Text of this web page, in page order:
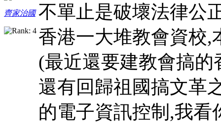
齊家治國 不單止是破壞法律公
香港一大堆教會資校,
(最近還要建教會搞
還有回歸祖國搞文革
的電子資訊控制,我看